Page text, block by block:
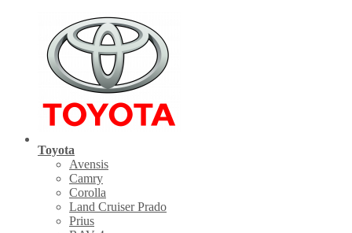
Toyota
Avensis
Camry
Corolla
Land Cruiser Prado
Prius